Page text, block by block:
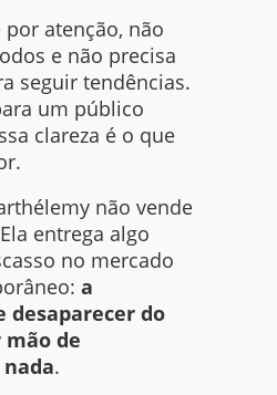
atenção, não
e não precisa
seguir tendências.
um público
clareza é o que
não vende
entrega algo
no mercado
a
desaparecer do
de
.